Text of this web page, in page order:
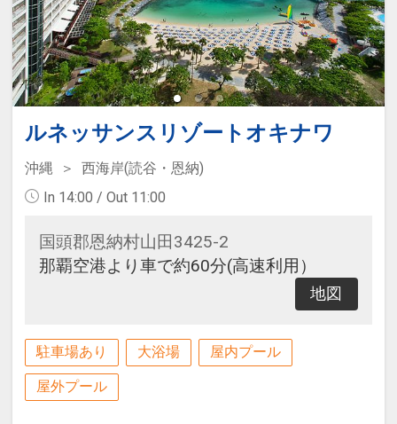
ルネッサンスリゾートオキナワ
沖縄
西海岸(読谷・恩納)
In 14:00 / Out 11:00
国頭郡恩納村山田3425-2
那覇空港より車で約60分(高速利用）
地図
駐車場あり 大浴場 屋内プール
屋外プール